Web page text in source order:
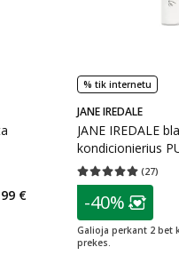
nuolaida:
€
% tik internetu
JANE IREDALE
JANE IREDALE
kondicionierius
EXTENDERAND
g
(27)
Vidutinis įvertinimas
patarimas
-40%
Galioja perkant 2 bet
prekes.